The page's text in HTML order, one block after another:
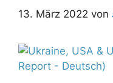
13. März 2022 von